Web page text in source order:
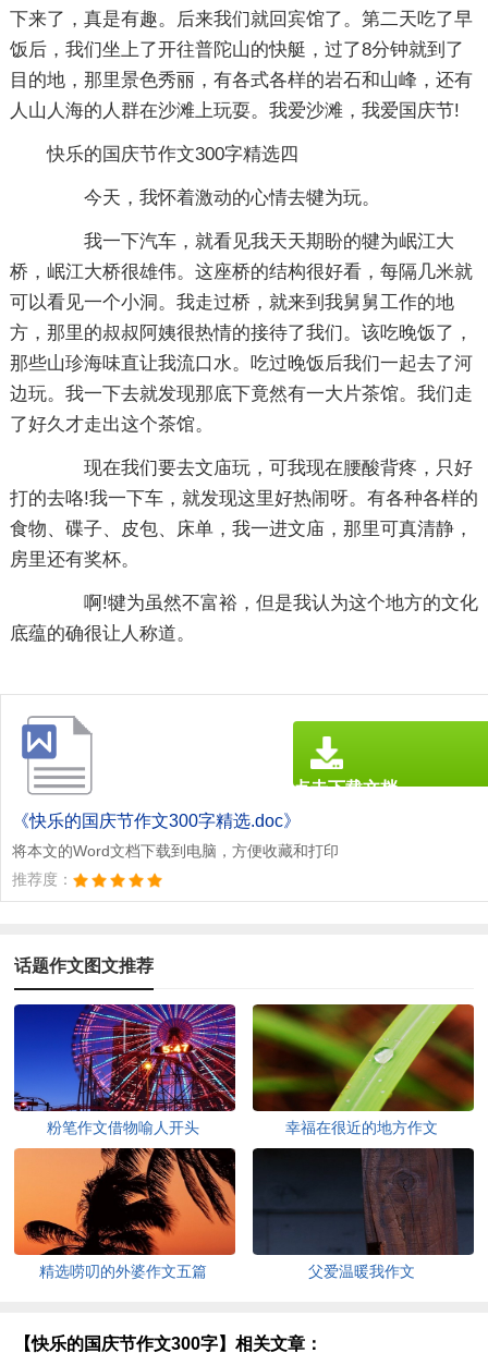
下来了，真是有趣。后来我们就回宾馆了。第二天吃了早
饭后，我们坐上了开往普陀山的快艇，过了8分钟就到了
目的地，那里景色秀丽，有各式各样的岩石和山峰，还有
人山人海的人群在沙滩上玩耍。我爱沙滩，我爱国庆节!
快乐的国庆节作文300字精选四
今天，我怀着激动的心情去犍为玩。
我一下汽车，就看见我天天期盼的犍为岷江大
桥，岷江大桥很雄伟。这座桥的结构很好看，每隔几米就
可以看见一个小洞。我走过桥，就来到我舅舅工作的地
方，那里的叔叔阿姨很热情的接待了我们。该吃晚饭了，
那些山珍海味直让我流口水。吃过晚饭后我们一起去了河
边玩。我一下去就发现那底下竟然有一大片茶馆。我们走
了好久才走出这个茶馆。
现在我们要去文庙玩，可我现在腰酸背疼，只好
打的去咯!我一下车，就发现这里好热闹呀。有各种各样的
食物、碟子、皮包、床单，我一进文庙，那里可真清静，
房里还有奖杯。
啊!犍为虽然不富裕，但是我认为这个地方的文化
底蕴的确很让人称道。
《快乐的国庆节作文300字精选.doc》
将本文的Word文档下载到电脑，方便收藏和打印
推荐度：
点击下载文档
话题作文图文推荐
粉笔作文借物喻人开头 幸福在很近的地方作文
精选唠叨的外婆作文五篇 父爱温暖我作文
【快乐的国庆节作文300字】相关文章：